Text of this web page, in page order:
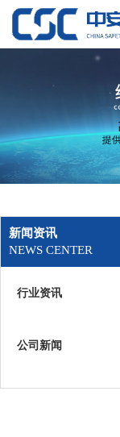
新闻资讯
NEWS CENTER
行业资讯
公司新闻